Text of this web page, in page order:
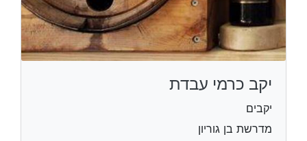
יקב כרמי עבדת
יקבים
מדרשת בן גוריון